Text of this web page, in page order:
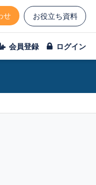
せ お役立ち資料
会員登録 ログイン